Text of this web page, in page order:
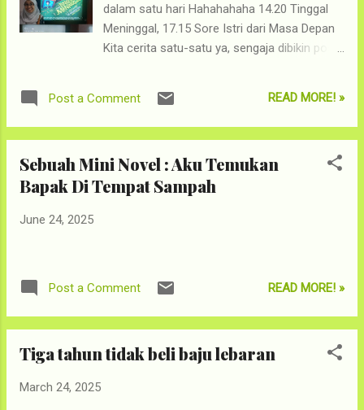
dalam satu hari Hahahahaha 14.20 Tinggal
Meninggal, 17.15 Sore Istri dari Masa Depan
Kita cerita satu-satu ya, sengaja dibikin post
debut Kristo Immanuel sebagai sutradara
layar lebar. Sebagai fansnya sejak lama, aku
wanti-wanti ke suami, bulan Agustus mau
nonton #TingNing ya. Ternyata, ada Special
Kalau suami sudah merestui, semua akan
tengeng dikit gak ngaruh. Karena pastinya
kesannya aja dan berusaha keras tidak
Post a Comment READ MORE! »
Sebuah Mini Novel : Aku Temukan
Bapak Di Tempat Sampah
June 24, 2025
Post a Comment READ MORE! »
Tiga tahun tidak beli baju lebaran
March 24, 2025